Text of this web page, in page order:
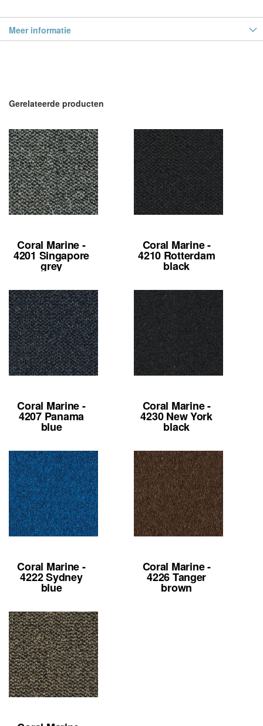
Meer informatie
Gerelateerde producten
Coral Marine -
4201 Singapore
grey
Coral Marine -
4210 Rotterdam
black
Coral Marine -
4207 Panama
blue
Coral Marine -
4230 New York
black
Coral Marine -
4222 Sydney
blue
Coral Marine -
4226 Tanger
brown